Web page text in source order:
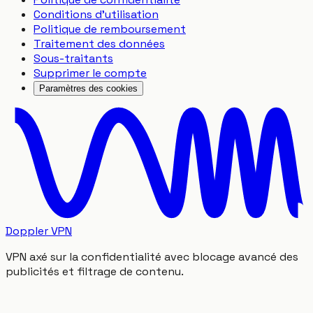
Conditions d'utilisation
Politique de remboursement
Traitement des données
Sous-traitants
Supprimer le compte
Paramètres des cookies
Doppler VPN
VPN axé sur la confidentialité avec blocage avancé des
publicités et filtrage de contenu.